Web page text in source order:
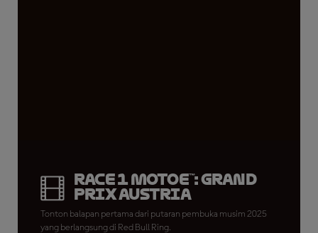
Race 1 MotoE™: Grand
Prix Austria
Tonton balapan pertama dari putaran pembuka musim 2025
yang berlangsung di Red Bull Ring.